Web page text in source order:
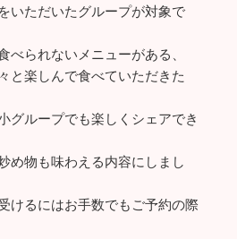
いただいたグループが対象で
べられないメニューがある、
と楽しんで食べていただきた
グループでも楽しくシェアでき
め物も味わえる内容にしまし
けるにはお手数でもご予約の際